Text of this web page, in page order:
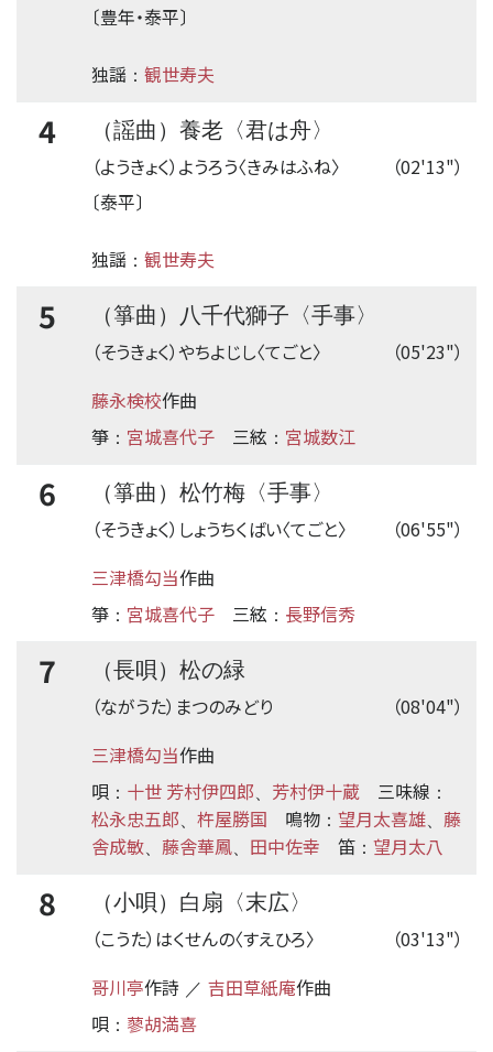
〔豊年・泰平〕
独謡 ： 観世寿夫
4
（謡曲）養老〈君は舟〉
（02'13"）
（ようきょく）ようろう〈きみはふね〉
〔泰平〕
独謡 ： 観世寿夫
5
（箏曲）八千代獅子〈手事〉
（05'23"）
（そうきょく）やちよじし〈てごと〉
藤永検校作曲
箏 ： 宮城喜代子 三絃 ： 宮城数江
6
（箏曲）松竹梅〈手事〉
（06'55"）
（そうきょく）しょうちくばい〈てごと〉
三津橋勾当作曲
箏 ： 宮城喜代子 三絃 ： 長野信秀
7
（長唄）松の緑
（08'04"）
（ながうた）まつのみどり
三津橋勾当作曲
唄 ： 十世 芳村伊四郎 芳村伊十蔵 三味線 ：
松永忠五郎 杵屋勝国 鳴物 ： 望月太喜雄
藤
舎成敏
藤舎華鳳 田中佐幸 笛 ： 望月太八
8
（小唄）白扇〈末広〉
（03'13"）
（こうた）はくせんの〈すえひろ〉
哥川亭作詩 ／ 吉田草紙庵作曲
唄 ： 蓼胡満喜